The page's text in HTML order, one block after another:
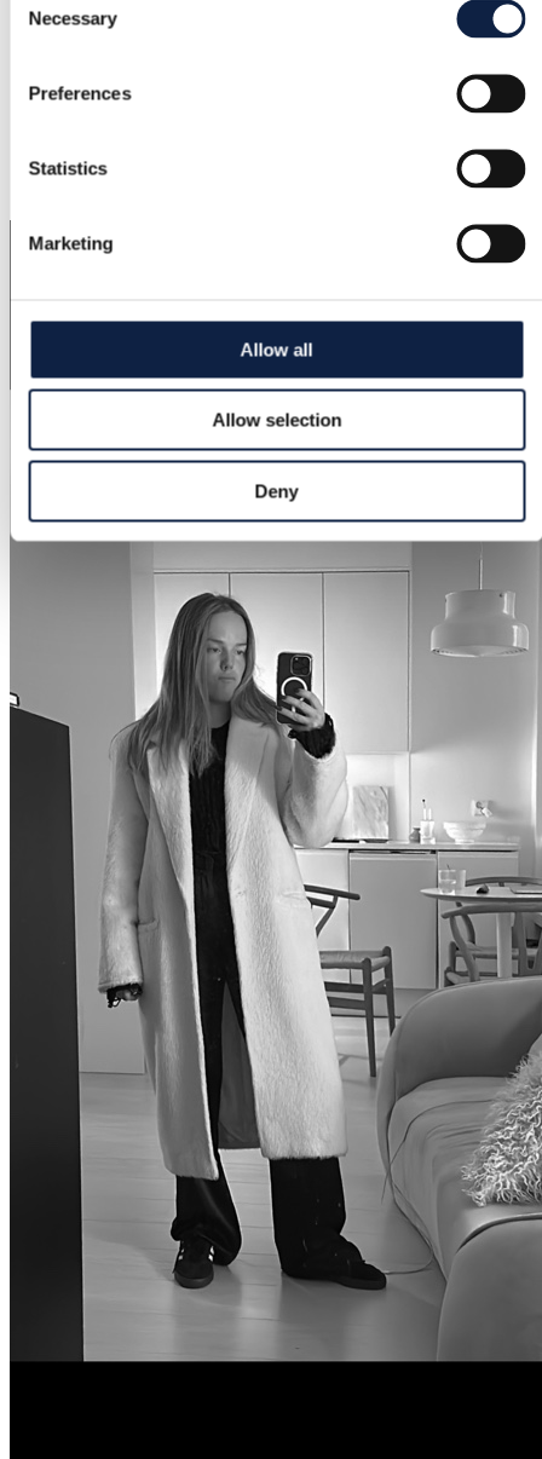
Selection
Necessary
Preferences
Statistics
Marketing
Allow all
Allow selection
Deny
Dobry
Czarny